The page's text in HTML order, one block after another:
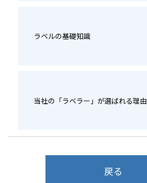
ラベルの基礎知識
当社の「ラベラー」が選ばれる理由
戻る